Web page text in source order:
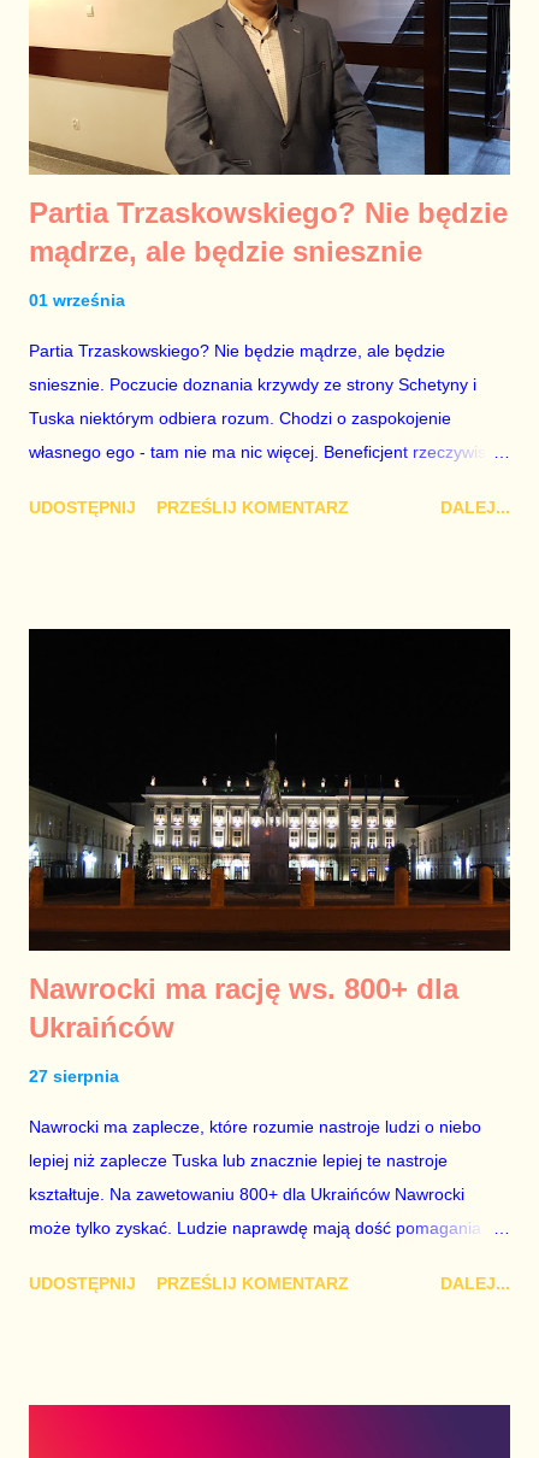
Partia Trzaskowskiego? Nie będzie
mądrze, ale będzie sniesznie
01 września
Partia Trzaskowskiego? Nie będzie mądrze, ale będzie
sniesznie. Poczucie doznania krzywdy ze strony Schetyny i
Tuska niektórym odbiera rozum. Chodzi o zaspokojenie
własnego ego - tam nie ma nic więcej. Beneficjent rzeczywisty?
biznesu, którzy nie dogadali się z Tuskiem lub dostali za mało.
UDOSTĘPNIJ PRZEŚLIJ KOMENTARZ DALEJ...
Nawrocki ma rację ws. 800+ dla
Ukraińców
27 sierpnia
Nawrocki ma zaplecze, które rozumie nastroje ludzi o niebo
lepiej niż zaplecze Tuska lub znacznie lepiej te nastroje
kształtuje. Na zawetowaniu 800+ dla Ukraińców Nawrocki
może tylko zyskać. Ludzie naprawdę mają dość pomagania
obcokrajowców powinny być zależne od pracy w naszym kraju i
UDOSTĘPNIJ PRZEŚLIJ KOMENTARZ DALEJ...